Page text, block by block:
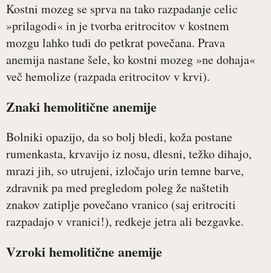
Kostni mozeg se sprva na tako razpadanje celic
»prilagodi« in je tvorba eritrocitov v kostnem
mozgu lahko tudi do petkrat povečana. Prava
anemija nastane šele, ko kostni mozeg »ne dohaja«
več hemolize (razpada eritrocitov v krvi).
Znaki hemolitične anemije
Bolniki opazijo, da so bolj bledi, koža postane
rumenkasta, krvavijo iz nosu, dlesni, težko dihajo,
mrazi jih, so utrujeni, izločajo urin temne barve,
zdravnik pa med pregledom poleg že naštetih
znakov zatiplje povečano vranico (saj eritrociti
razpadajo v vranici!), redkeje jetra ali bezgavke.
Vzroki hemolitične anemije